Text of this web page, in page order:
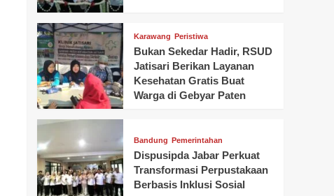
Karawang Peristiwa
Bukan Sekedar Hadir, RSUD
Jatisari Berikan Layanan
Kesehatan Gratis Buat
Warga di Gebyar Paten
Bandung Pemerintahan
Dispusipda Jabar Perkuat
Transformasi Perpustakaan
Berbasis Inklusi Sosial